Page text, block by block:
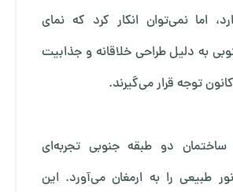
اما نمی‌توان انکار کرد که نمای
به دلیل طراحی خلاقانه و جذابیت
توجه قرار می‌گیرند.
دو طبقه جنوبی تجربه‌ای
طبیعی را به ارمغان می‌آورد. این